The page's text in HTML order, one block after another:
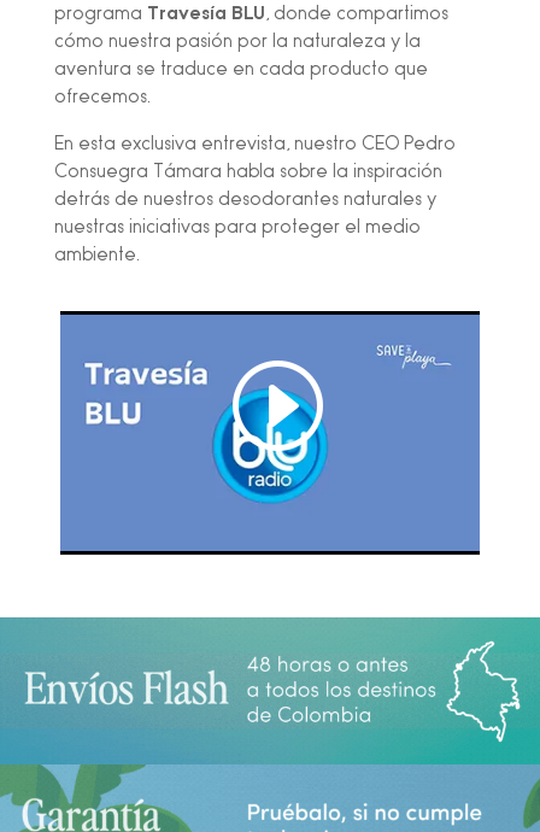
programa Travesía BLU, donde compartimos
cómo nuestra pasión por la naturaleza y la
aventura se traduce en cada producto que
ofrecemos.
En esta exclusiva entrevista, nuestro CEO Pedro
Consuegra Támara habla sobre la inspiración
detrás de nuestros desodorantes naturales y
nuestras iniciativas para proteger el medio
ambiente.